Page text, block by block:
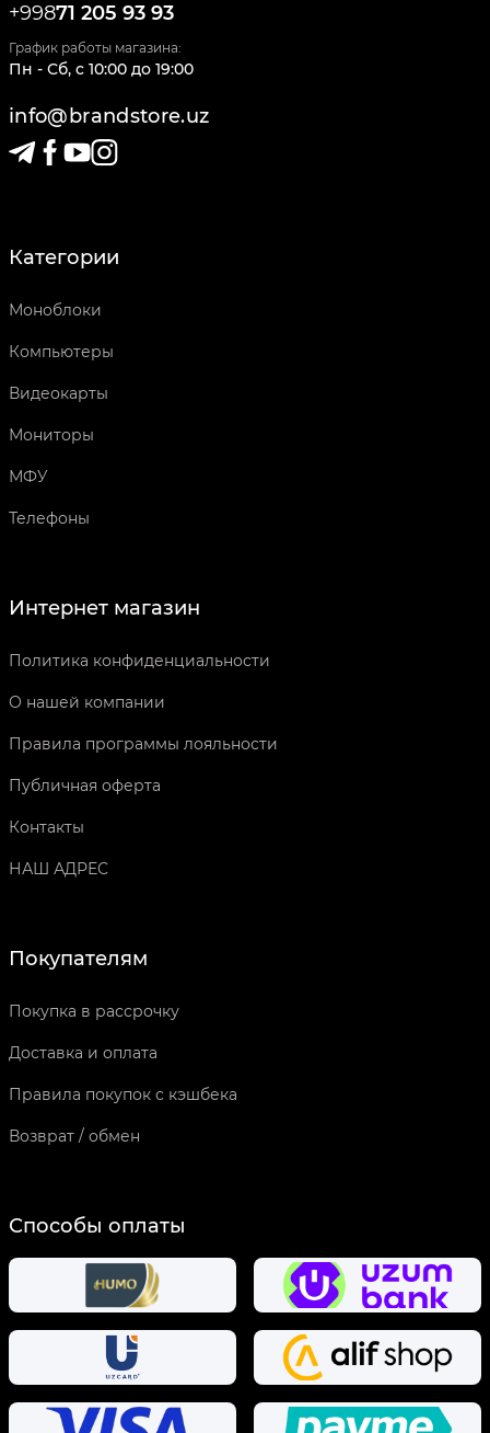
+99871 205 93 93
График работы магазина:
Пн - Сб, c 10:00 до 19:00
info@brandstore.uz
Категории
Моноблоки
Компьютеры
Видеокарты
Мониторы
МФУ
Телефоны
Интернет магазин
Политика конфиденциальности
О нашей компании
Правила программы лояльности
Публичная оферта
Контакты
НАШ АДРЕС
Покупателям
Покупка в рассрочку
Доставка и оплата
Правила покупок с кэшбека
Возврат / обмен
Способы оплаты